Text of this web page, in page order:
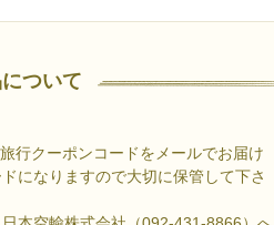
ついて
行クーポンコードをメールでお届け
になりますので大切に保管して下さ